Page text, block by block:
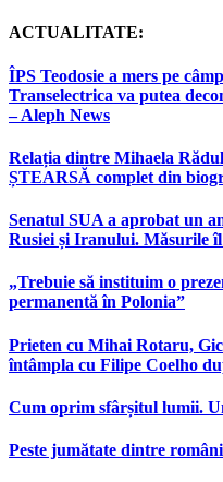
ACTUALITATE:
ÎPS Teodosie a mers pe
Transelectrica va putea
– Aleph News
Relația dintre Mihaela
ȘTEARSĂ complet din
Senatul SUA a aprobat un
Rusiei și Iranului. Măsurile
„Trebuie să instituim o
permanentă în Polonia”
Prieten cu Mihai Rotaru,
întâmpla cu Filipe Coelho
Cum oprim sfârșitul lumii.
Peste jumătate dintre